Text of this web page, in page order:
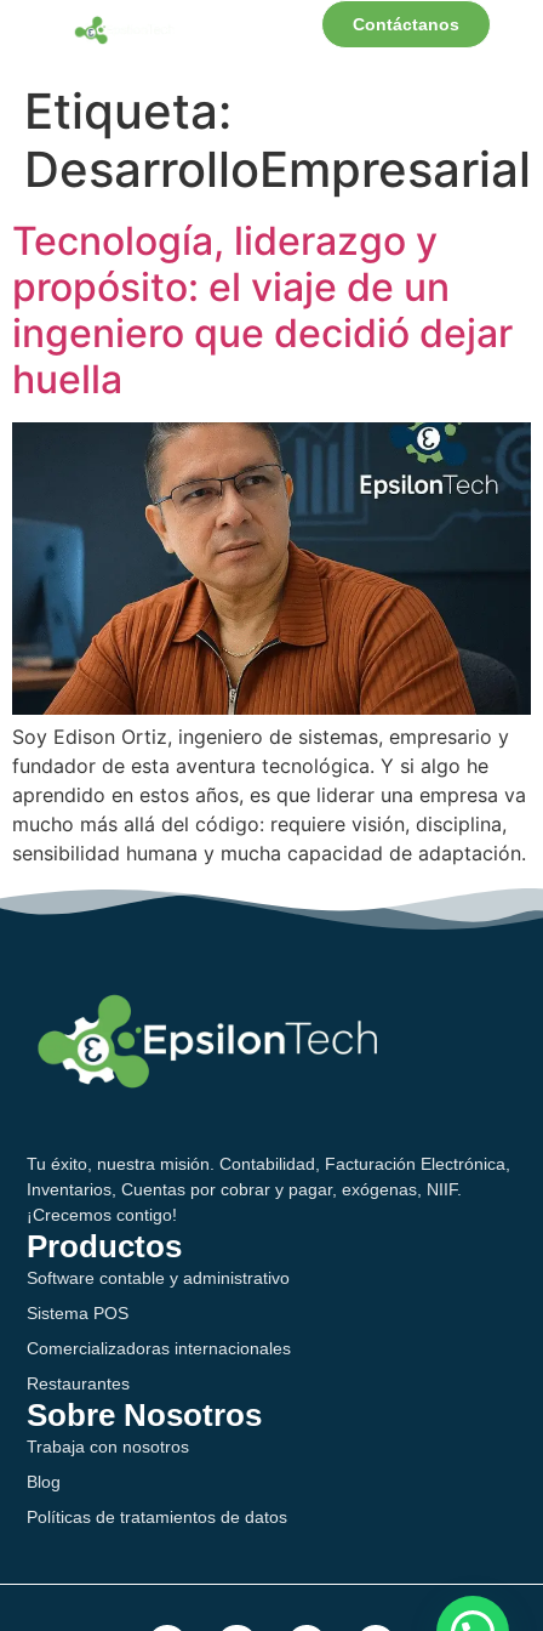
Contáctanos
Etiqueta:
DesarrolloEmpresarial
Tecnología, liderazgo y
propósito: el viaje de un
ingeniero que decidió dejar
huella
Soy Edison Ortiz, ingeniero de sistemas, empresario y
fundador de esta aventura tecnológica. Y si algo he
aprendido en estos años, es que liderar una empresa va
mucho más allá del código: requiere visión, disciplina,
sensibilidad humana y mucha capacidad de adaptación.
Tu éxito, nuestra misión. Contabilidad, Facturación Electrónica,
Inventarios, Cuentas por cobrar y pagar, exógenas, NIIF.
¡Crecemos contigo!
Productos
Software contable y administrativo
Sistema POS
Comercializadoras internacionales
Restaurantes
Sobre Nosotros
Trabaja con nosotros
Blog
Políticas de tratamientos de datos